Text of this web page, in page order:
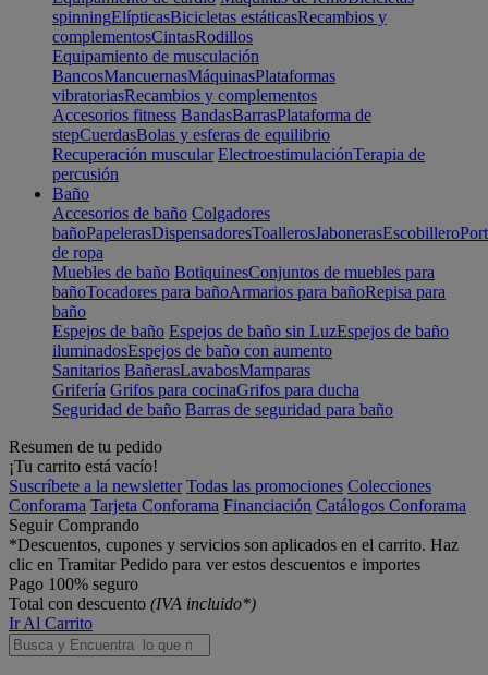
spinningElípticasBicicletas estáticasRecambios y
complementosCintasRodillos
Equipamiento de musculación
BancosMancuernasMáquinasPlataformas
vibratoriasRecambios y complementos
Accesorios fitness BandasBarrasPlataforma de
stepCuerdasBolas y esferas de equilibrio
Recuperación muscular ElectroestimulaciónTerapia de
percusión
Baño
Accesorios de baño Colgadores
bañoPapelerasDispensadoresToallerosJabonerasEscobillero
de ropa
Muebles de baño BotiquinesConjuntos de muebles para
bañoTocadores para bañoArmarios para bañoRepisa para
baño
Espejos de baño Espejos de baño sin LuzEspejos de baño
iluminadosEspejos de baño con aumento
Sanitarios BañerasLavabosMamparas
Grifería Grifos para cocinaGrifos para ducha
Seguridad de baño Barras de seguridad para baño
Resumen de tu pedido
¡Tu carrito está vacío!
Suscríbete a la newsletter Todas las promociones Colecciones
Conforama Tarjeta Conforama Financiación Catálogos Conforama
Seguir Comprando
*Descuentos, cupones y servicios son aplicados en el carrito. Haz
clic en Tramitar Pedido para ver estos descuentos e importes
Pago 100% seguro
Total con descuento (IVA incluido*)
Ir Al Carrito